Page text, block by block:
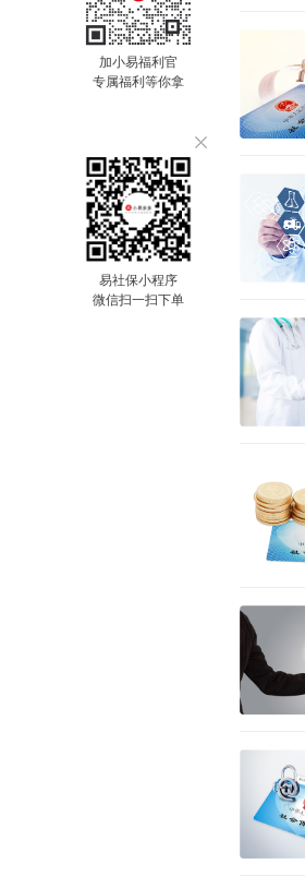
加小易福利官
专属福利等你拿
易社保小程序
微信扫一扫下单